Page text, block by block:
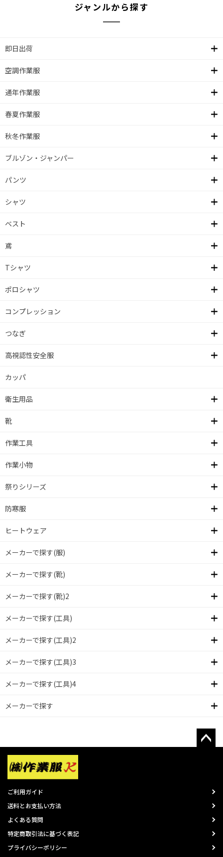
ジャンルから探す
即日出荷
空調作業服
通年作業服
春夏作業服
秋冬作業服
ブルゾン・ジャンパー
パンツ
シャツ
ベスト
鳶
Tシャツ
ポロシャツ
コンプレッション
つなぎ
高視認性安全服
カッパ
衛生用品
靴
作業工具
作業小物
祭りシリーズ
防寒服
ヒートウェア
メーカーで探す(服)
メーカーで探す(靴)
メーカーで探す(靴)2
メーカーで探す(工具)
メーカーで探す(工具)2
メーカーで探す(工具)3
メーカーで探す(工具)4
メーカーで探す
ご利用ガイド
送料とお支払い方法
よくある質問
特定商取引法に基づく表記
プライバシーポリシー